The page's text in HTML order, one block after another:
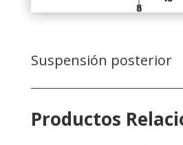
Suspensión posterior
Productos